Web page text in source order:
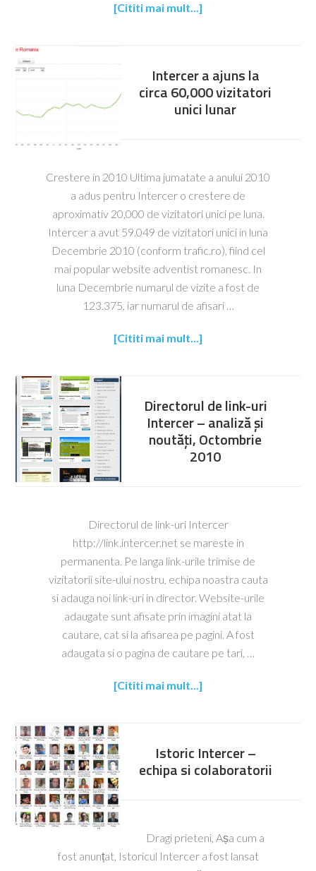
[Cititi mai mult...]
Intercer a ajuns la
circa 60,000 vizitatori
unici lunar
Crestere in 2010 Ultima jumatate a anului 2010
a adus pentru Intercer o crestere de
aproximativ 20,000 de vizitatori unici pe luna.
Intercer a avut 59.049 de vizitatori unici in luna
Decembrie 2010 (conform trafic.ro), fiind cel
mai popular website adventist romanesc. In
luna Decembrie numarul de vizite a fost de
123.375, iar numarul de afisari …
[Cititi mai mult...]
Directorul de link-uri
Intercer – analiză și
noutăți, Octombrie
2010
Directorul de link-uri Intercer
http://link.intercer.net se mareste in
permanenta. Pe langa link-urile trimise de
vizitatorii site-ului nostru, echipa noastra cauta
si adauga noi link-uri in director. Website-urile
adaugate sunt afisate prin imagini atat la
cautare, cat si la afisarea pe pagini. A fost
adaugata si o pagina de cautare pe tari, …
[Cititi mai mult...]
Istoric Intercer –
echipa si colaboratorii
Dragi prieteni, Așa cum a
fost anunțat, Istoricul Intercer a fost lansat